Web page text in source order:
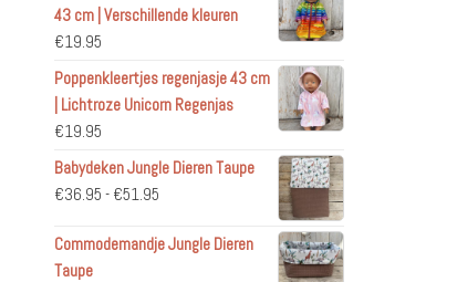
43 cm | Verschillende kleuren
€19.95
Poppenkleertjes regenjasje 43 cm
| Lichtroze Unicorn Regenjas
€19.95
Babydeken Jungle Dieren Taupe
€36.95 - €51.95Prijsklasse:
tot
Commodemandje Jungle Dieren
Taupe